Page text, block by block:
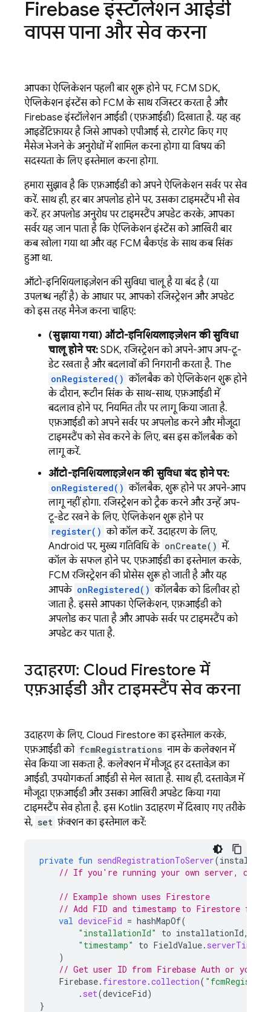
Firebase इंस्टॉलेशन आईडी
वापस पाना और सेव करना
आपका ऐप्लिकेशन पहली बार शुरू होने पर, FCM SDK,
ऐप्लिकेशन इंस्टेंस को FCM के साथ रजिस्टर करता है और
Firebase इंस्टॉलेशन आईडी (एफ़आईडी) दिखाता है. यह वह
आइडेंटिफ़ायर है जिसे आपको एपीआई से, टारगेट किए गए
मैसेज भेजने के अनुरोधों में शामिल करना होगा या विषय की
सदस्यता के लिए इस्तेमाल करना होगा.
हमारा सुझाव है कि एफ़आईडी को अपने ऐप्लिकेशन सर्वर पर सेव
करें. साथ ही, हर बार अपलोड होने पर, उसका टाइमस्टैंप भी सेव
करें. हर अपलोड अनुरोध पर टाइमस्टैंप अपडेट करके, आपका
सर्वर यह जान पाता है कि ऐप्लिकेशन इंस्टेंस को आखिरी बार
कब खोला गया था और वह FCM बैकएंड के साथ कब सिंक
हुआ था.
ऑटो-इनिशियलाइज़ेशन की सुविधा चालू है या बंद है (या
उपलब्ध नहीं है) के आधार पर, आपको रजिस्ट्रेशन और अपडेट
को इस तरह मैनेज करना चाहिए:
(सुझाया गया) ऑटो-इनिशियलाइज़ेशन की सुविधा
चालू होने पर: SDK, रजिस्ट्रेशन को अपने-आप अप-टू-
डेट रखता है और बदलावों की निगरानी करता है. The
onRegistered() कॉलबैक को ऐप्लिकेशन शुरू होने
के दौरान, रूटीन सिंक के साथ-साथ, एफ़आईडी में
बदलाव होने पर, नियमित तौर पर लागू किया जाता है.
एफ़आईडी को अपने सर्वर पर अपलोड करने और मौजूदा
टाइमस्टैंप को सेव करने के लिए, बस इस कॉलबैक को
लागू करें.
ऑटो-इनिशियलाइज़ेशन की सुविधा बंद होने पर:
onRegistered() कॉलबैक, शुरू होने पर अपने-आप
लागू नहीं होगा. रजिस्ट्रेशन को ट्रैक करने और उन्हें अप-
टू-डेट रखने के लिए, ऐप्लिकेशन शुरू होने पर
register() को कॉल करें. उदाहरण के लिए,
Android पर, मुख्य गतिविधि के onCreate() में.
कॉल के सफल होने पर, एफ़आईडी का इस्तेमाल करके,
FCM रजिस्ट्रेशन की प्रोसेस शुरू हो जाती है और यह
आपके onRegistered() कॉलबैक को डिलीवर हो
जाता है. इससे आपका ऐप्लिकेशन, एफ़आईडी को
अपलोड कर पाता है और आपके सर्वर पर टाइमस्टैंप को
अपडेट कर पाता है.
उदाहरण: Cloud Firestore में
एफ़आईडी और टाइमस्टैंप सेव करना
उदाहरण के लिए, Cloud Firestoreका इस्तेमाल करके,
एफ़आईडी को fcmRegistrations नाम के कलेक्शन में
सेव किया जा सकता है. कलेक्शन में मौजूद हर दस्तावेज़ का
आईडी, उपयोगकर्ता आईडी से मेल खाता है. साथ ही, दस्तावेज़ में
मौजूदा एफ़आईडी और उसका आखिरी अपडेट किया गया
टाइमस्टैंप सेव होता है. इस Kotlin उदाहरण में दिखाए गए तरीके
से, set फ़ंक्शन का इस्तेमाल करें:
private fun sendRegistrationToServer(
// If you're running your own server, call
// Example shown uses Firestore
// Add FID and timestamp to Firestore for
val deviceFid = hashMapOf(
"installationId"
to installationId,
"timestamp"
to FieldValue.
)
// Get user ID from Firebase Auth or your
Firebase. firestore.collection(
. set(deviceFid)
}